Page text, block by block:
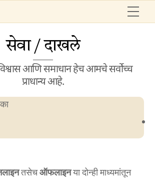
सेवा / दाखले
आणि समाधान हेच आमचे सर्वोच्च
प्राधान्य आहे.
तसेचऑफलाइनया दोन्ही माध्यमांतून